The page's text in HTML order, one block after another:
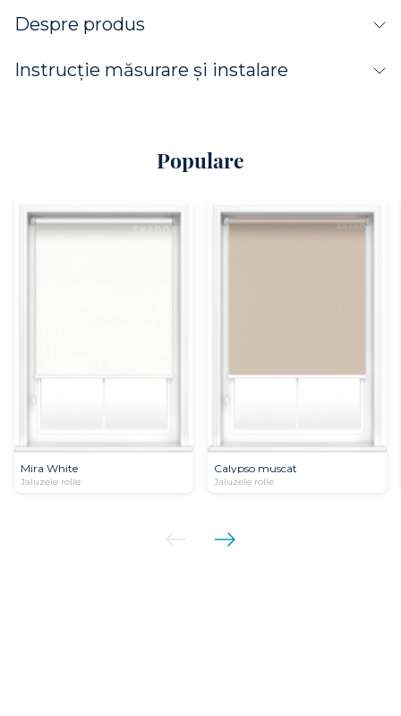
Despre produs
Instrucție măsurare și instalare
Populare
Mira White
Jaluzele rolle
Calypso muscat
Jaluzele rolle